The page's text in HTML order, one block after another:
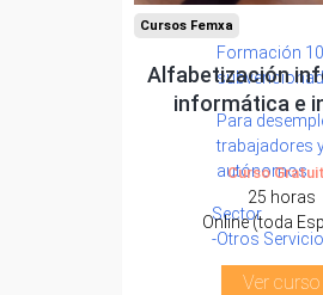
Formación
Para
trabajadores
autónomos.
Sector
-Otros
Cursos Femxa
Alfabetización
informática e
Curso
25 horas
Online (toda
Ver curso